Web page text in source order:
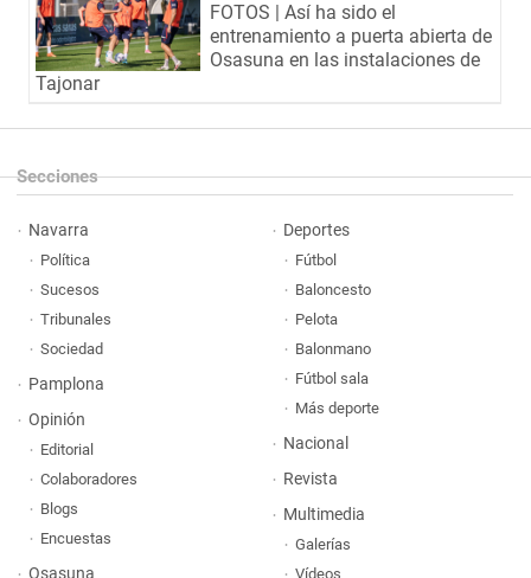
FOTOS | Así ha sido el
entrenamiento a puerta abierta de
Osasuna en las instalaciones de
Tajonar
Secciones
Navarra
Política
Sucesos
Tribunales
Sociedad
Pamplona
Opinión
Editorial
Colaboradores
Blogs
Encuestas
Deportes
Fútbol
Baloncesto
Pelota
Balonmano
Fútbol sala
Más deporte
Nacional
Revista
Multimedia
Galerías
Vídeos